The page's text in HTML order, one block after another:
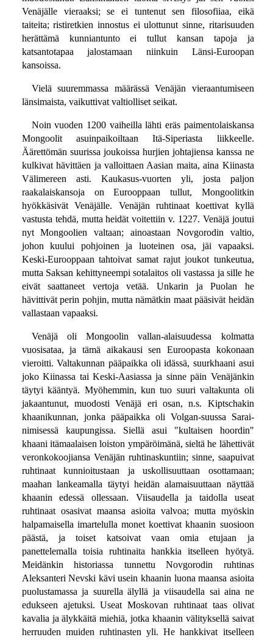
Venäjälle vieraaksi; se ei tuntenut sen filosofiiaa, eikä
taiteita; ristiretkien innostus ei ulottunut sinne, ritarisuuden
herättämä kunniantunto ei tullut kansan tapoja ja
katsantotapaa jalostamaan niinkuin Länsi-Euroopan
kansoissa.
Vielä suuremmassa määrässä Venäjän vieraantumiseen
länsimaista, vaikuttivat valtiolliset seikat.
Noin vuoden 1200 vaiheilla lähti eräs paimentolaiskansa
Mongoolit asuinpaikoiltaan Itä-Siperiasta liikkeelle.
Äärettömän suurissa joukoissa hurjien johtajiensa kanssa ne
kulkivat hävittäen ja valloittaen Aasian maita, aina Kiinasta
Välimereen asti. Kaukasus-vuorten yli, josta paljon
raakalaiskansoja on Eurooppaan tullut, Mongoolitkin
hyökkäsivät Venäjälle. Venäjän ruhtinaat koettivat kyllä
vastusta tehdä, mutta heidät voitettiin v. 1227. Venäjä joutui
nyt Mongoolien valtaan; ainoastaan Novgorodin valtio,
johon kuului pohjoinen ja luoteinen osa, jäi vapaaksi.
Keski-Eurooppaan tahtoivat samat rajut joukot tunkeutua,
mutta Saksan kehittyneempi sotalaitos oli vastassa ja sille he
eivät saattaneet vertoja vetää. Unkarin ja Puolan he
hävittivät perin pohjin, mutta nämätkin maat pääsivät heidän
vallastaan vapaaksi.
Venäjä oli Mongoolin vallan-alaisuudessa kolmatta
vuosisataa, ja tämä aikakausi sen Euroopasta kokonaan
vieroitti. Valtakunnan pääpaikka oli idässä, suurkhaani asui
joko Kiinassa tai Keski-Aasiassa ja sinne päin Venäjänkin
täytyi kääntyä. Myöhemmin, kun tuo suuri valtakunta oli
jakaantunut, muodosti Venäjä eri osan, n.s. Kiptschakin
khaanikunnan, jonka pääpaikka oli Volgan-suussa Sarai-
nimisessä kaupungissa. Siellä asui "kultaisen hoordin"
khaani itämaalaisen loiston ympäröimänä, sieltä he lähettivät
veronkokoojiansa Venäjän ruhtinaskuntiin; sinne, saapuivat
ruhtinaat kunnioitustaan ja uskollisuuttaan osottamaan;
maahan lankeamalla täytyi heidän alamaisuuttaan näyttää
khaanin edessä ollessaan. Viisaudella ja taidolla useat
ruhtinaat osasivat maansa asioita valvoa; mutta myöskin
halpamaisella imartelulla monet koettivat khaanin suosioon
päästä, ja toiset katsoivat vaan omia etujaan ja
panettelemalla toisia ruhtinaita hankkia itselleen hyötyä.
Meidänkin historiassa tunnettu Novgorodin ruhtinas
Aleksanteri Nevski kävi usein khaanin luona maansa asioita
puolustamassa ja suurella älyllä ja viisaudella sai aina ne
edukseen ajetuksi. Useat Moskovan ruhtinaat taas olivat
kavalia ja älykkäitä miehiä, jotka khaanin välityksellä saivat
herruuden muiden ruhtinasten yli. He hankkivat itselleen